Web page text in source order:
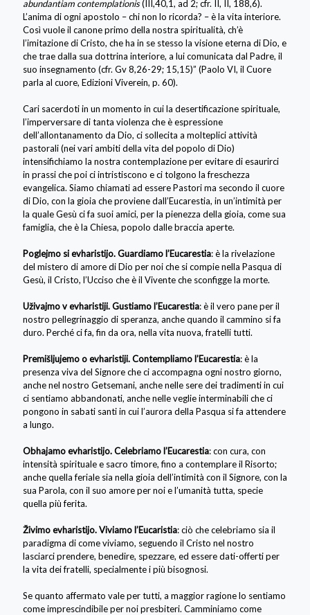
abundantiam contemplationis(III,40,1, ad 2; cfr. II, II, 188,6).
L’anima di ogni apostolo – chi non lo ricorda? – è la vita interiore.
Così vuole il canone primo della nostra spiritualità, ch’è
l’imitazione di Cristo, che ha in se stesso la visione eterna di Dio, e
che trae dalla sua dottrina interiore, a lui comunicata dal Padre, il
suo insegnamento (cfr. Gv 8,26-29; 15,15)” (Paolo VI, il Cuore
parla al cuore, Edizioni Viverein, p. 60).
Cari sacerdoti in un momento in cui la desertificazione spirituale,
l’imperversare di tanta violenza che è espressione
dell’allontanamento da Dio, ci sollecita a molteplici attività
pastorali (nei vari ambiti della vita del popolo di Dio)
intensifichiamo la nostra contemplazione per evitare di esaurirci
in prassi che poi ci intristiscono e ci tolgono la freschezza
evangelica. Siamo chiamati ad essere Pastori ma secondo il cuore
di Dio, con la gioia che proviene dall’Eucarestia, in un’intimità per
la quale Gesù ci fa suoi amici, per la pienezza della gioia, come sua
famiglia, che è la Chiesa, popolo dalle braccia aperte.
Poglejmo si evharistijo. Guardiamo l’Eucarestia: è la rivelazione
del mistero di amore di Dio per noi che si compie nella Pasqua di
Gesù, il Cristo, l’Ucciso che è il Vivente che sconfigge la morte.
Uživajmo v evharistiji. Gustiamo l’Eucarestia: è il vero pane per il
nostro pellegrinaggio di speranza, anche quando il cammino si fa
duro. Perché ci fa, fin da ora, nella vita nuova, fratelli tutti.
Premišljujemo o evharistiji. Contempliamo l’Eucarestia: è la
presenza viva del Signore che ci accompagna ogni nostro giorno,
anche nel nostro Getsemani, anche nelle sere dei tradimenti in cui
ci sentiamo abbandonati, anche nelle veglie interminabili che ci
pongono in sabati santi in cui l’aurora della Pasqua si fa attendere
a lungo.
Obhajamo evharistijo. Celebriamo l’Eucarestia: con cura, con
intensità spirituale e sacro timore, fino a contemplare il Risorto;
anche quella feriale sia nella gioia dell’intimità con il Signore, con la
sua Parola, con il suo amore per noi e l’umanità tutta, specie
quella più ferita.
Živimo evharistijo. Viviamo l’Eucaristia: ciò che celebriamo sia il
paradigma di come viviamo, seguendo il Cristo nel nostro
lasciarci prendere, benedire, spezzare, ed essere dati-offerti per
la vita dei fratelli, specialmente i più bisognosi.
Se quanto affermato vale per tutti, a maggior ragione lo sentiamo
come imprescindibile per noi presbiteri. Camminiamo come